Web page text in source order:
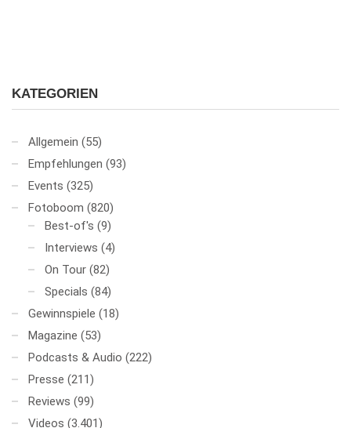
KATEGORIEN
Allgemein (55)
Empfehlungen (93)
Events (325)
Fotoboom (820)
Best-of's (9)
Interviews (4)
On Tour (82)
Specials (84)
Gewinnspiele (18)
Magazine (53)
Podcasts & Audio (222)
Presse (211)
Reviews (99)
Videos (3.401)